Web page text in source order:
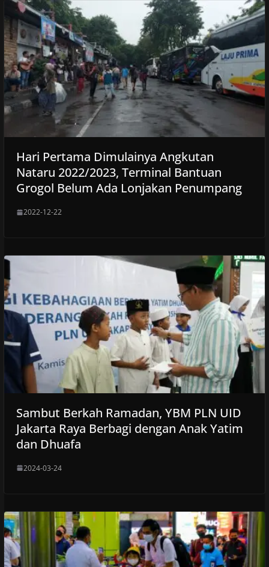
Hari Pertama Dimulainya Angkutan
Nataru 2022/2023, Terminal Bantuan
Grogol Belum Ada Lonjakan Penumpang
2022-12-22
Sambut Berkah Ramadan, YBM PLN UID
Jakarta Raya Berbagi dengan Anak Yatim
dan Dhuafa
2024-03-24